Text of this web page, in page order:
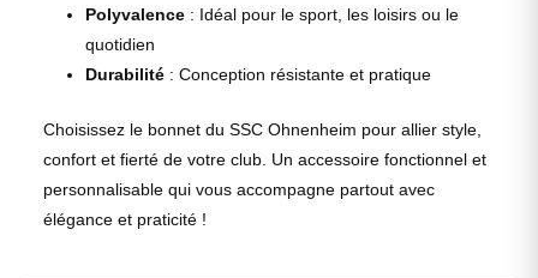
Polyvalence : Idéal pour le sport, les loisirs ou le
quotidien
Durabilité : Conception résistante et pratique
Choisissez le bonnet du SSC Ohnenheim pour allier style,
confort et fierté de votre club. Un accessoire fonctionnel et
personnalisable qui vous accompagne partout avec
élégance et praticité !